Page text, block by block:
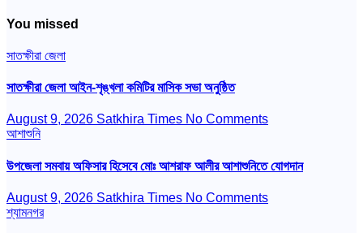
You missed
সাতক্ষীরা জেলা
সাতক্ষীরা জেলা আইন-শৃঙ্খলা কমিটির মাসিক সভা অনুষ্ঠিত
August 9, 2026 Satkhira Times No Comments
আশাশুনি
উপজেলা সমবায় অফিসার হিসেবে মোঃ আশরাফ আলীর আশাশুনিতে যোগদান
August 9, 2026 Satkhira Times No Comments
শ্যামনগর